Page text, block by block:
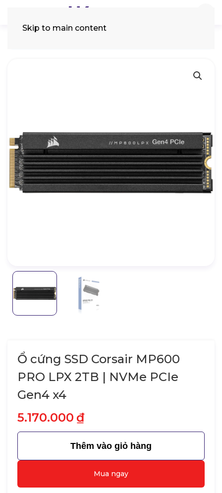
Skip to main content
Ổ cứng SSD Corsair MP600
PRO LPX 2TB | NVMe PCIe
Gen4 x4
5.170.000 ₫
Thêm vào giỏ hàng
Mua ngay